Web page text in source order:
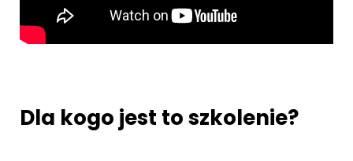
Dla kogo jest to szkolenie?